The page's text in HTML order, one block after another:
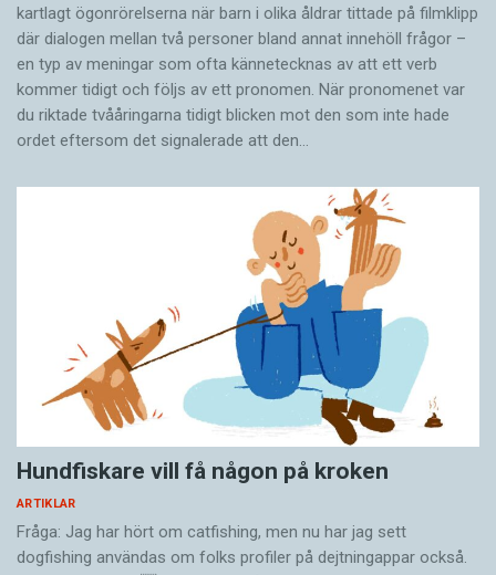
kartlagt ögonrörelserna när barn i olika åldrar tittade på filmklipp
där dialogen mellan två personer bland annat innehöll frågor –
en typ av meningar som ofta kännetecknas av att ett verb
kommer tidigt och följs av ett pronomen. När pronomenet var
du riktade tvååringarna tidigt blicken mot den som inte hade
ordet eftersom det ­signalerade att den…
Hundfiskare vill få någon på kroken
ARTIKLAR
Fråga: Jag har hört om catfishing, men nu har jag sett
dogfishing användas om folks profiler på dejtningappar också.